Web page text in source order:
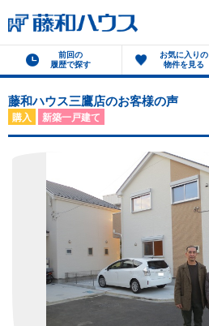
前回の
履歴で探す
お気に入りの
物件を見る
藤和ハウス三鷹店のお客様の声
購入 新築一戸建て